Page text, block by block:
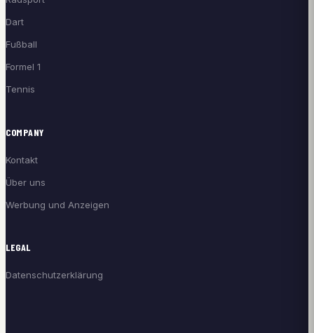
Dart
Fußball
Formel 1
Tennis
COMPANY
Kontakt
Über uns
Werbung und Anzeigen
LEGAL
Datenschutzerklärung